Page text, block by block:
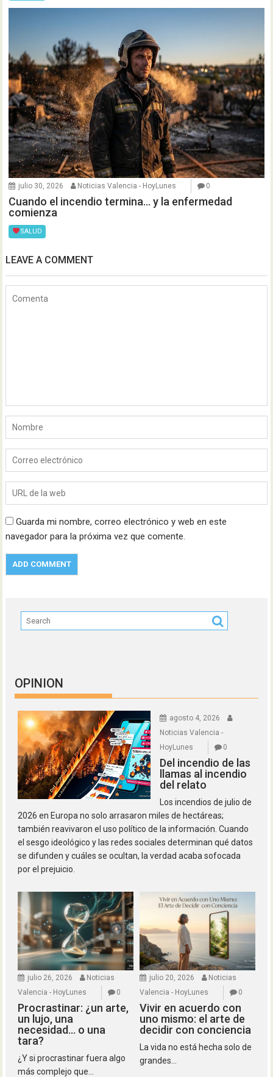
julio 30, 2026 Noticias Valencia - HoyLunes 0
Cuando el incendio termina… y la enfermedad
comienza
SALUD
LEAVE A COMMENT
Guarda mi nombre, correo electrónico y web en este
navegador para la próxima vez que comente.
OPINION
agosto 4, 2026
Noticias Valencia -
HoyLunes
0
Del incendio de las
llamas al incendio
del relato
Los incendios de julio de
2026 en Europa no solo arrasaron miles de hectáreas;
también reavivaron el uso político de la información. Cuando
el sesgo ideológico y las redes sociales determinan qué datos
se difunden y cuáles se ocultan, la verdad acaba sofocada
por el prejuicio.
julio 26, 2026
Noticias
Valencia - HoyLunes
0
Procrastinar: ¿un arte,
un lujo, una
necesidad… o una
tara?
¿Y si procrastinar fuera algo
más complejo que...
julio 20, 2026
Noticias
Valencia - HoyLunes
0
Vivir en acuerdo con
uno mismo: el arte de
decidir con conciencia
La vida no está hecha solo de
grandes...